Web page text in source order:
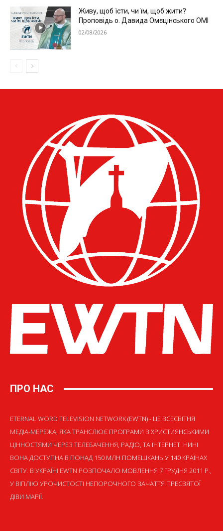
ПРО НАС
ETERNAL WORD TELEVISION NETWORK (EWTN) - ЦЕ ВСЕСВІТНЯ
МЕДІА-МЕРЕЖА, ЯКА ТРАНСЛЮЄ ПРОГРАМИ З ХРИСТИЯНСЬКИМИ
ЦІННОСТЯМИ ЧЕРЕЗ ТЕЛЕБАЧЕННЯ, РАДІО, ТА ІНТЕРНЕТ. НИНІ
ВОНА ДОСТУПНА В ПОНАД 150 МЛН ПОМЕШКАНЬ У 140 КРАЇНАХ
СВІТУ. В УКРАЇНІ EWTN РОЗПОЧАЛО МОВЛЕННЯ 7 ГРУДНЯ 2011 Р.,
У ВІГІЛІЮ УРОЧИСТОСТІ НЕПОРОЧНОГО ЗАЧАТТЯ ПРЕСВЯТОЇ
ДІВИ МАРІЇ.